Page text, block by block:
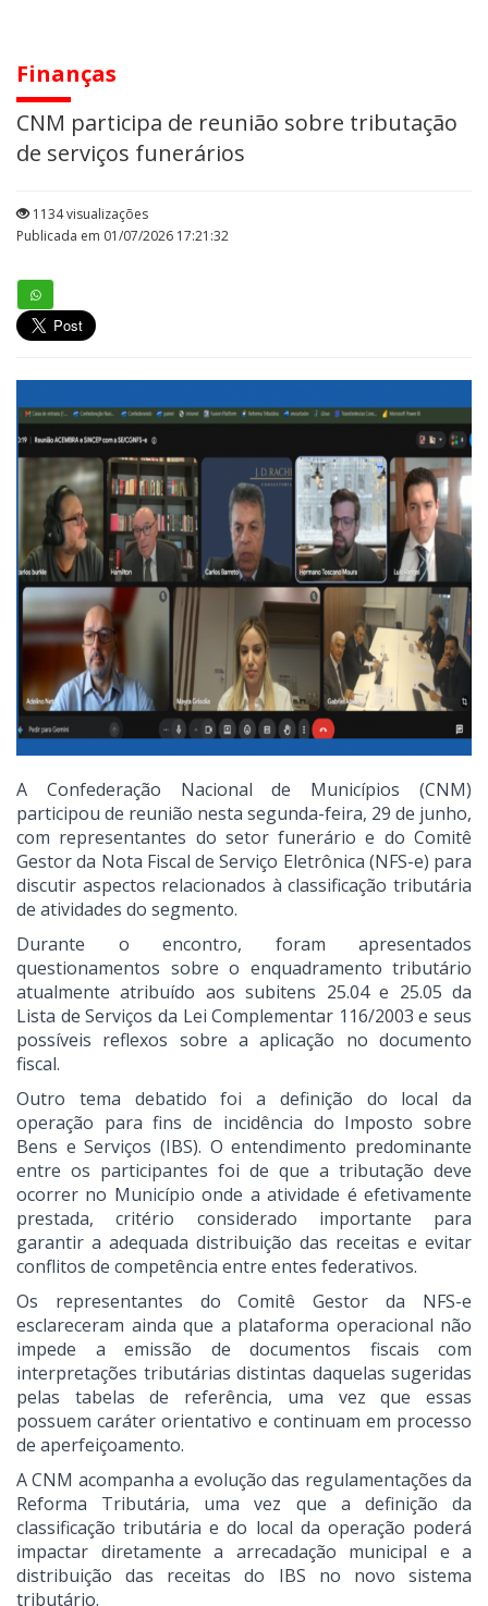
Finanças
CNM participa de reunião sobre tributação
de serviços funerários
1134 visualizações
Publicada em 01/07/2026 17:21:32
A Confederação Nacional de Municípios (CNM)
participou de reunião nesta segunda-feira, 29 de junho,
com representantes do setor funerário e do Comitê
Gestor da Nota Fiscal de Serviço Eletrônica (NFS-e) para
discutir aspectos relacionados à classificação tributária
de atividades do segmento.
Durante o encontro, foram apresentados
questionamentos sobre o enquadramento tributário
atualmente atribuído aos subitens 25.04 e 25.05 da
Lista de Serviços da Lei Complementar 116/2003 e seus
possíveis reflexos sobre a aplicação no documento
fiscal.
Outro tema debatido foi a definição do local da
operação para fins de incidência do Imposto sobre
Bens e Serviços (IBS). O entendimento predominante
entre os participantes foi de que a tributação deve
ocorrer no Município onde a atividade é efetivamente
prestada, critério considerado importante para
garantir a adequada distribuição das receitas e evitar
conflitos de competência entre entes federativos.
Os representantes do Comitê Gestor da NFS-e
esclareceram ainda que a plataforma operacional não
impede a emissão de documentos fiscais com
interpretações tributárias distintas daquelas sugeridas
pelas tabelas de referência, uma vez que essas
possuem caráter orientativo e continuam em processo
de aperfeiçoamento.
A CNM acompanha a evolução das regulamentações da
Reforma Tributária, uma vez que a definição da
classificação tributária e do local da operação poderá
impactar diretamente a arrecadação municipal e a
distribuição das receitas do IBS no novo sistema
tributário.